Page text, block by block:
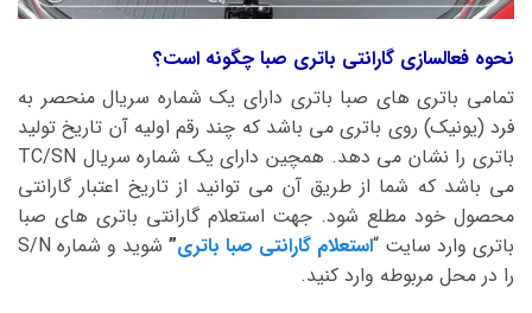
نحوه فعالسازی گارانتی باتری صبا چگونه است؟
تمامی باتری های صبا باتری دارای یک شماره سریال منحصر به
فرد (یونیک) روی باتری می باشد که چند رقم اولیه آن تاریخ تولید
باتری را نشان می دهد. همچین دارای یک شماره سریال TC/SN
می باشد که شما از طریق آن می توانید از تاریخ اعتبار گارانتی
محصول خود مطلع شود. جهت استعلام گارانتی باتری های صبا
باتری وارد سایت “استعلام گارانتی صبا باتری”
شوید و شماره S/N
را در محل مربوطه وارد کنید.